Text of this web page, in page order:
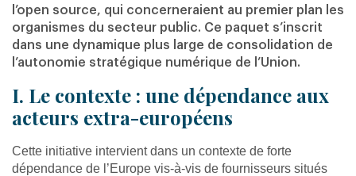
l’open source, qui concerneraient au premier plan les
organismes du secteur public. Ce paquet s’inscrit
dans une dynamique plus large de consolidation de
l’autonomie stratégique numérique de l’Union.
I. Le contexte : une dépendance aux
acteurs extra-européens
Cette initiative intervient dans un contexte de forte
dépendance de l’Europe vis-à-vis de fournisseurs situés